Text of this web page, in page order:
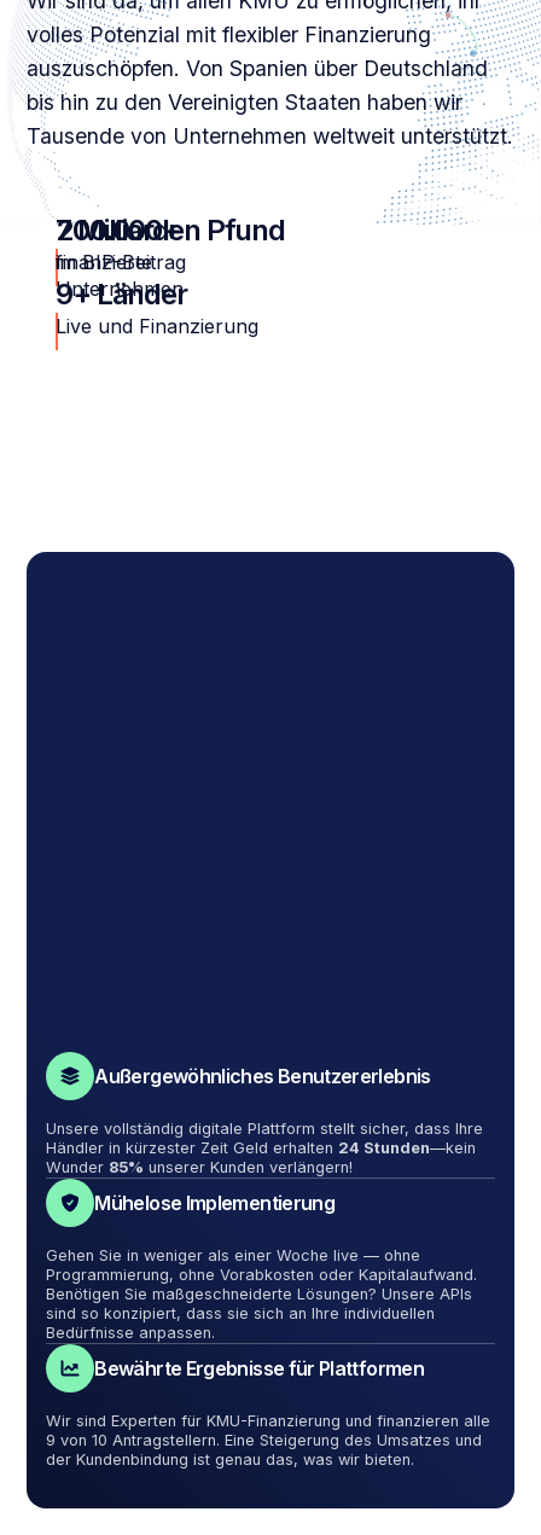
volles Potenzial mit flexibler Finanzierung
auszuschöpfen. Von Spanien über Deutschland
bis hin zu den Vereinigten Staaten haben wir
Tausende von Unternehmen weltweit unterstützt.
200.000+
finanzierte
Unternehmen
7 Milliarden Pfund
im BIP-Beitrag
9+ Länder
Live und Finanzierung
Außergewöhnliches Benutzererlebnis
Unsere vollständig digitale Plattform stellt sicher, dass Ihre
Händler in kürzester Zeit Geld erhalten 24 Stunden—kein
Wunder 85% unserer Kunden verlängern!
Mühelose Implementierung
Gehen Sie in weniger als einer Woche live — ohne
Programmierung, ohne Vorabkosten oder Kapitalaufwand.
Benötigen Sie maßgeschneiderte Lösungen? Unsere APIs
sind so konzipiert, dass sie sich an Ihre individuellen
Bedürfnisse anpassen.
Bewährte Ergebnisse für Plattformen
Wir sind Experten für KMU-Finanzierung und finanzieren alle
9 von 10 Antragstellern. Eine Steigerung des Umsatzes und
der Kundenbindung ist genau das, was wir bieten.